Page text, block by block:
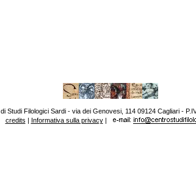
Studi Filologici Sardi - via dei Genovesi, 114 09124 Cagliari -
credits | Informativa sulla privacy|